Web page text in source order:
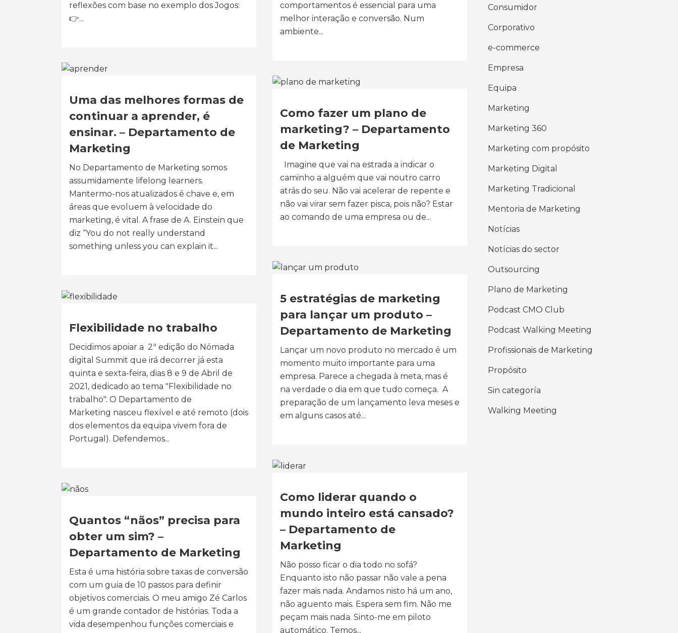
reflexões com base no exemplo dos Jogos:
👉...
comportamentos é essencial para uma
melhor interação e conversão. Num
ambiente...
Uma das melhores formas de
continuar a aprender, é
ensinar. – Departamento de
Marketing
No Departamento de Marketing somos
assumidamente lifelong learners.
Mantermo-nos atualizados é chave e, em
áreas que evoluem à velocidade do
marketing, é vital. A frase de A. Einstein que
diz “You do not really understand
something unless you can explain it...
Como fazer um plano de
marketing? – Departamento
de Marketing
Imagine que vai na estrada a indicar o
caminho a alguém que vai noutro carro
atrás do seu. Não vai acelerar de repente e
não vai virar sem fazer pisca, pois não? Estar
ao comando de uma empresa ou de...
5 estratégias de marketing
para lançar um produto –
Departamento de Marketing
Lançar um novo produto no mercado é um
momento muito importante para uma
empresa. Parece a chegada à meta, mas é
na verdade o dia em que tudo começa. A
preparação de um lançamento leva meses e
em alguns casos até...
Flexibilidade no trabalho
Decidimos apoiar a 2ª edição do Nómada
digital Summit que irá decorrer já esta
quinta e sexta-feira, dias 8 e 9 de Abril de
2021, dedicado ao tema "Flexibilidade no
trabalho". O Departamento de
Marketing nasceu flexível e até remoto (dois
dos elementos da equipa vivem fora de
Portugal). Defendemos...
Como liderar quando o
mundo inteiro está cansado?
– Departamento de
Marketing
Não posso ficar o dia todo no sofá?
Enquanto isto não passar não vale a pena
fazer mais nada. Andamos nisto há um ano,
não aguento mais. Espera sem fim. Não me
peçam mais nada. Sinto-me em piloto
automático. Temos...
Quantos “nãos” precisa para
obter um sim? –
Departamento de Marketing
Esta é uma história sobre taxas de conversão
com um guia de 10 passos para definir
objetivos comerciais. O meu amigo Zé Carlos
é um grande contador de histórias. Toda a
vida desempenhou funções comerciais e
Consumidor
Corporativo
e-commerce
Empresa
Equipa
Marketing
Marketing 360
Marketing com propósito
Marketing Digital
Marketing Tradicional
Mentoria de Marketing
Notícias
Notícias do sector
Outsourcing
Plano de Marketing
Podcast CMO Club
Podcast Walking Meeting
Profissionais de Marketing
Propósito
Sin categoría
Walking Meeting